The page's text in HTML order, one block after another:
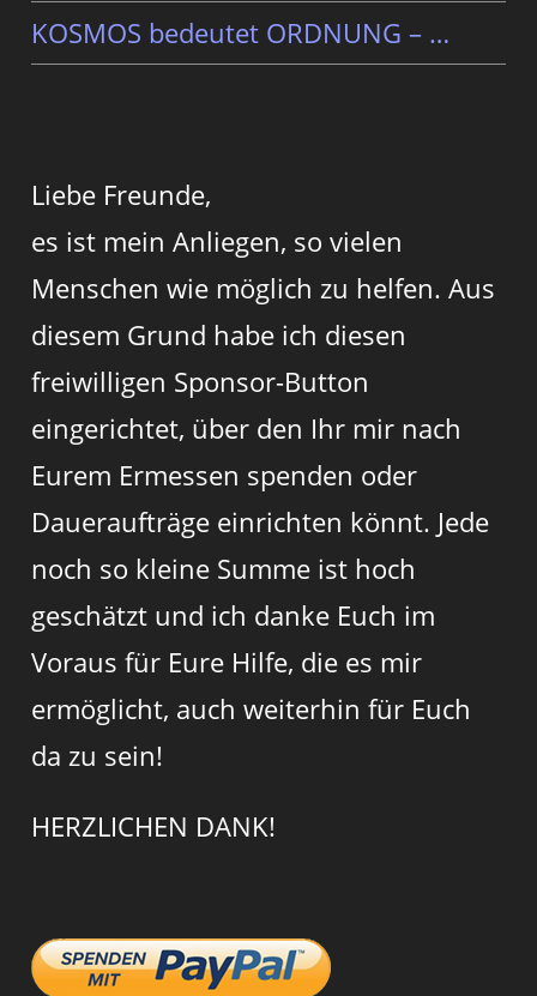
KOSMOS bedeutet ORDNUNG – …
Liebe Freunde,
es ist mein Anliegen, so vielen
Menschen wie möglich zu helfen. Aus
diesem Grund habe ich diesen
freiwilligen Sponsor-Button
eingerichtet, über den Ihr mir nach
Eurem Ermessen spenden oder
Daueraufträge einrichten könnt. Jede
noch so kleine Summe ist hoch
geschätzt und ich danke Euch im
Voraus für Eure Hilfe, die es mir
ermöglicht, auch weiterhin für Euch
da zu sein!
HERZLICHEN DANK!